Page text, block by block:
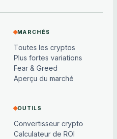
MARCHÉS
Toutes les cryptos
Plus fortes variations
Fear & Greed
Aperçu du marché
OUTILS
Convertisseur crypto
Calculateur de ROI